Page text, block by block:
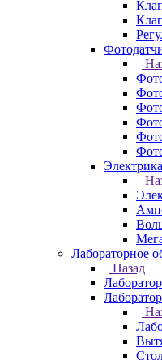
Электрика
Лабораторное
Назад